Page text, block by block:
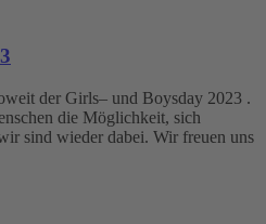
der Girls– und Boysday 2023 .
die Möglichkeit, sich
sind wieder dabei. Wir freuen uns